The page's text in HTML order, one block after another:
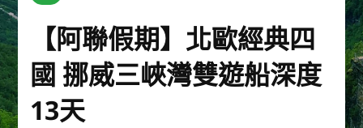
韓國
東南亞
美加紐澳
【阿聯假期】北歐經典四
國 挪威三峽灣雙遊船深度
13天